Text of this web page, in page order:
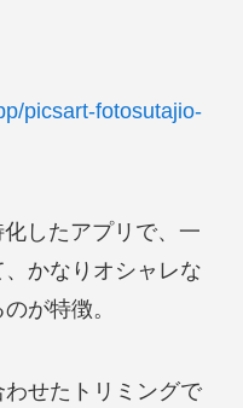
picsart-fotosutajio-
化したアプリで、一
かなりオシャレな
が特徴。
せたトリミングで